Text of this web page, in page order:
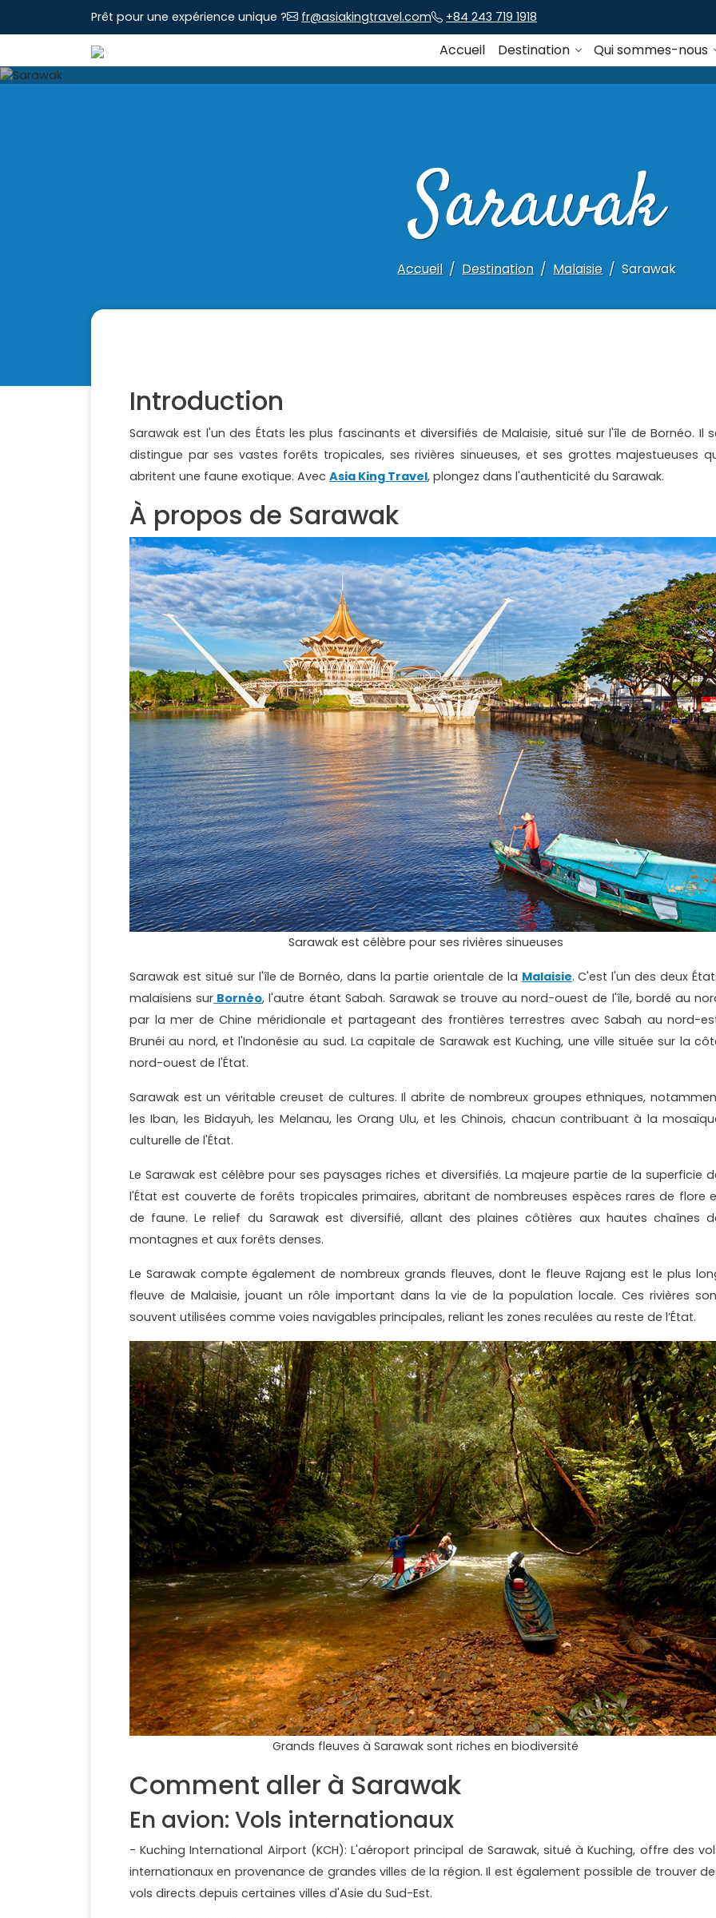
Prêt pour une expérience unique ? fr@asiakingtravel.com +84 243 719 1918
Accueil Destination Qui sommes-nous
Sarawak
Accueil Destination Malaisie Sarawak
Introduction
Sarawak est l'un des États les plus fascinants et diversifiés de Malaisie, situé sur l'île de Bornéo. Il
distingue par ses vastes forêts tropicales, ses rivières sinueuses, et ses grottes majestueuses
abritent une faune exotique. Avec Asia King Travel, plongez dans l'authenticité du Sarawak.
À propos de Sarawak
Sarawak est célèbre pour ses rivières sinueuses
Sarawak est situé sur l'île de Bornéo, dans la partie orientale de la Malaisie. C'est l'un des deux
malaisiens sur Bornéo, l'autre étant Sabah. Sarawak se trouve au nord-ouest de l'île, bordé au
par la mer de Chine méridionale et partageant des frontières terrestres avec Sabah au nord-
Brunéi au nord, et l'Indonésie au sud. La capitale de Sarawak est Kuching, une ville située sur la
nord-ouest de l'État.
Sarawak est un véritable creuset de cultures. Il abrite de nombreux groupes ethniques,
les Iban, les Bidayuh, les Melanau, les Orang Ulu, et les Chinois, chacun contribuant à la
culturelle de l'État.
Le Sarawak est célèbre pour ses paysages riches et diversifiés. La majeure partie de la superficie
l'État est couverte de forêts tropicales primaires, abritant de nombreuses espèces rares de flore
de faune. Le relief du Sarawak est diversifié, allant des plaines côtières aux hautes chaînes
montagnes et aux forêts denses.
Le Sarawak compte également de nombreux grands fleuves, dont le fleuve Rajang est le plus
fleuve de Malaisie, jouant un rôle important dans la vie de la population locale. Ces rivières
souvent utilisées comme voies navigables principales, reliant les zones reculées au reste de l’État.
Grands fleuves à Sarawak sont riches en biodiversité
Comment aller à Sarawak
En avion: Vols internationaux
- Kuching International Airport (KCH): L'aéroport principal de Sarawak, situé à Kuching, offre des
internationaux en provenance de grandes villes de la région. Il est également possible de trouver
vols directs depuis certaines villes d'Asie du Sud-Est.